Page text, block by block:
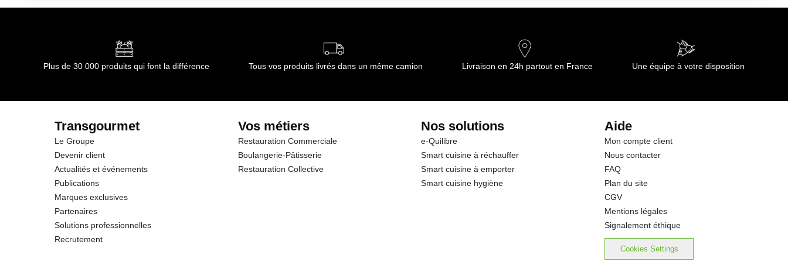
Sodium
Conformément aux informations transmises par le(s) fournisseur(s) de Transgourmet Opérations
Plus de 30 000 produits qui font la différence Tous vos produits livrés dans un même camion Livraison en 24h partout en France Une équipe à votre disposition
Transgourmet
Le Groupe
Devenir client
Actualités et événements
Publications
Marques exclusives
Partenaires
Solutions professionnelles
Recrutement
Vos métiers
Restauration Commerciale
Boulangerie-Pâtisserie
Restauration Collective
Nos solutions
e-Quilibre
Smart cuisine à réchauffer
Smart cuisine à emporter
Smart cuisine hygiène
Aide
Mon compte client
Nous contacter
FAQ
Plan du site
CGV
Mentions légales
Signalement éthique
Cookies Settings